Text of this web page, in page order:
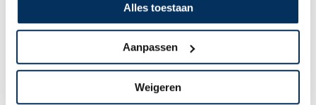
Alles toestaan
Aanpassen
Weigeren
Rembrand & Margreet Rodenburg